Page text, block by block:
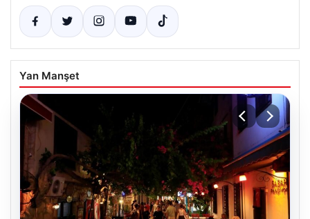
Yan Manşet